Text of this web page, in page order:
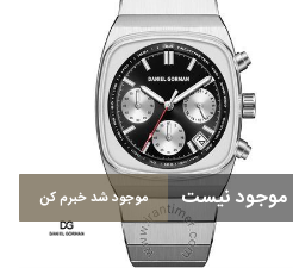
موجود نیست موجود شد خبرم کن